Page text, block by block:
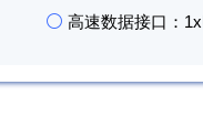
⚪ 高速数据接口：